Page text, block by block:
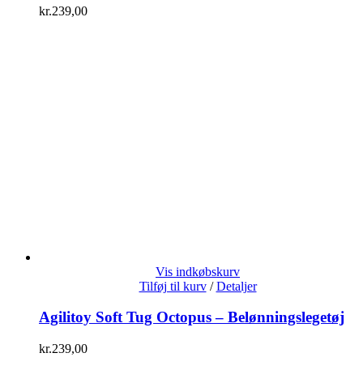
kr.239,00
Vis indkøbskurv
Tilføj til kurv / Detaljer
Agilitoy Soft Tug Octopus – Belønningslegetøj
kr.239,00